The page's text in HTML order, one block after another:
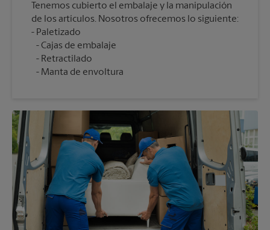
Tenemos cubierto el embalaje y la manipulación
de los artículos. Nosotros ofrecemos lo siguiente:
Cajas de embalaje
Retractilado
Manta de envoltura